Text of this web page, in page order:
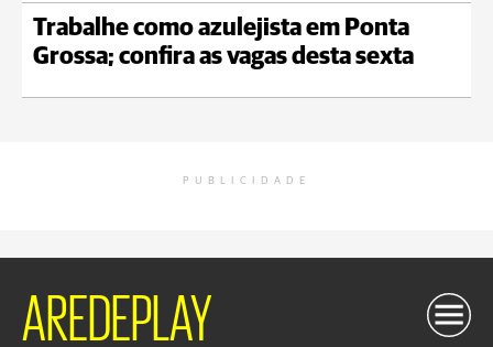
Trabalhe como azulejista em Ponta
Grossa; confira as vagas desta sexta
PUBLICIDADE
AREDEPLAY